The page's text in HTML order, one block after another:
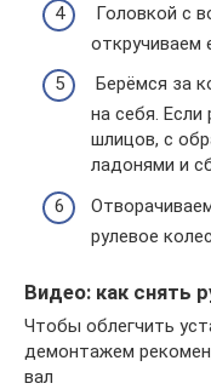
Головкой с
откручиваем
Берёмся за
на себя.
шлицов, с
ладонями и
рулевое
Видео: как снять
Чтобы облегчить
демонтажем
вал